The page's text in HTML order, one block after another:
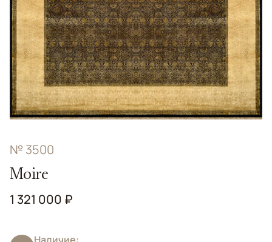
№ 3500
Moire
1 321 000 ₽